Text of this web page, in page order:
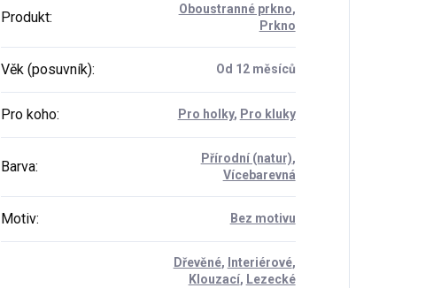
Produkt: Oboustranné prkno,
Prkno
Věk (posuvník): Od 12 měsíců
Pro koho: Pro holky, Pro kluky
Barva: Přírodní (natur),
Vícebarevná
Motiv: Bez motivu
Dřevěné, Interiérové,
Klouzací, Lezecké